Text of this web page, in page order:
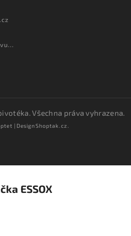
. Všechna práva vyhrazena.
| DesignShoptak.cz.
ESSOX